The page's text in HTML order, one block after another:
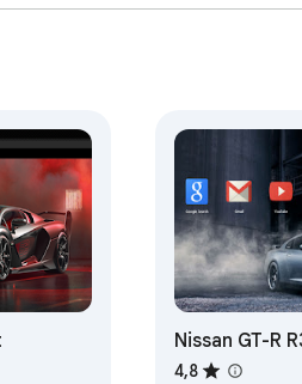
Nissan GT-R
Axlg
4,8